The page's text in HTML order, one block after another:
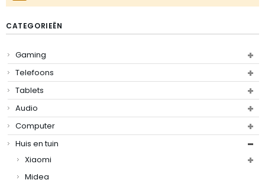
CATEGORIEËN
Gaming
Telefoons
Tablets
Audio
Computer
Huis en tuin
Xiaomi
Midea